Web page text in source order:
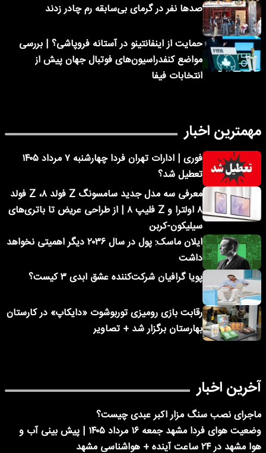
صدها نفر در گرمای بی‌سابقه رم چادر زدند
حمایت از اینفانتینو در آستانه فروپاشی؟ | بررسی
مواضع کنفدراسیون‌های فوتبال جهان پیش از
انتخابات فیفا
مهمترین اخبار
فوری | ادارات تهران فردا چهارشنبه ۷ مرداد ۱۴۰۵
تعطیل شد؟
معرفی سه مدل جدید سامسونگ Z فولد ۸، Z فولد
۸ اولترا و Z فلیپ ۸ | از طراحی عریض تا باتری‌های
سیلیکون-کربن
ایلان ماسک: پول در سال ۲۰۳۶ دیگر اهمیتی نخواهد
داشت
پویا گرافیان شرکت‌کننده عشق ابدی ۳ کیست؟
رقابت بازی رومیزی توربوشوت «دایکاپ» در کارستان
بهارستان برگزار شد + تصاویر
آخرین اخبار
ماجرای نصب سنگ مزار اکبر عبدی چیست؟
وضعیت هوای فردا مشهد جمعه ۱۶ مرداد ۱۴۰۵ | پیش بینی آب و
هوا مشهد در ۲۴ ساعت آینده + هواشناسی مشهد